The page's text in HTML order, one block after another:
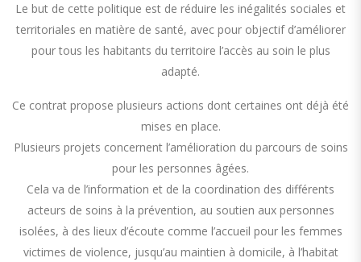
Le but de cette politique est de réduire les inégalités sociales et
territoriales en matière de santé, avec pour objectif d’améliorer
pour tous les habitants du territoire l’accès au soin le plus
adapté.
Ce contrat propose plusieurs actions dont certaines ont déjà été
mises en place.
Plusieurs projets concernent l’amélioration du parcours de soins
pour les personnes âgées.
Cela va de l’information et de la coordination des différents
acteurs de soins à la prévention, au soutien aux personnes
isolées, à des lieux d’écoute comme l’accueil pour les femmes
victimes de violence, jusqu’au maintien à domicile, à l’habitat